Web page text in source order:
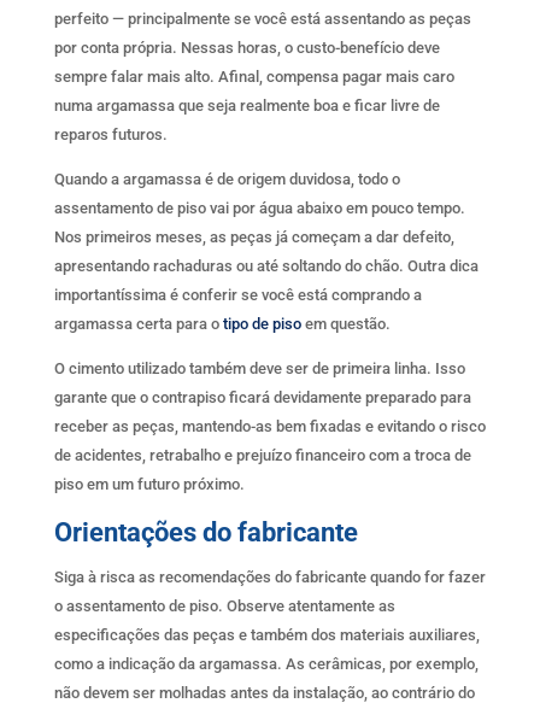
perfeito — principalmente se você está assentando as peças
por conta própria. Nessas horas, o custo-benefício deve
sempre falar mais alto. Afinal, compensa pagar mais caro
numa argamassa que seja realmente boa e ficar livre de
reparos futuros.
Quando a argamassa é de origem duvidosa, todo o
assentamento de piso vai por água abaixo em pouco tempo.
Nos primeiros meses, as peças já começam a dar defeito,
apresentando rachaduras ou até soltando do chão. Outra dica
importantíssima é conferir se você está comprando a
argamassa certa para o tipo de pisoem questão.
O cimento utilizado também deve ser de primeira linha. Isso
garante que o contrapiso ficará devidamente preparado para
receber as peças, mantendo-as bem fixadas e evitando o risco
de acidentes, retrabalho e prejuízo financeiro com a troca de
piso em um futuro próximo.
Orientações do fabricante
Siga à risca as recomendações do fabricante quando for fazer
o assentamento de piso. Observe atentamente as
especificações das peças e também dos materiais auxiliares,
como a indicação da argamassa. As cerâmicas, por exemplo,
não devem ser molhadas antes da instalação, ao contrário do